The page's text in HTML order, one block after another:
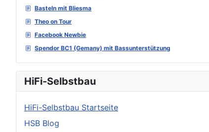
Basteln mit Bliesma
Theo on Tour
Facebook Newbie
Spendor BC1 (Gemany) mit Bassunterstützung
HiFi-Selbstbau
HiFi-Selbstbau Startseite
HSB Blog